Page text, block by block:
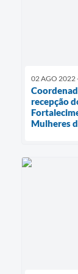
02 AGO 2022
recepção
Mulheres